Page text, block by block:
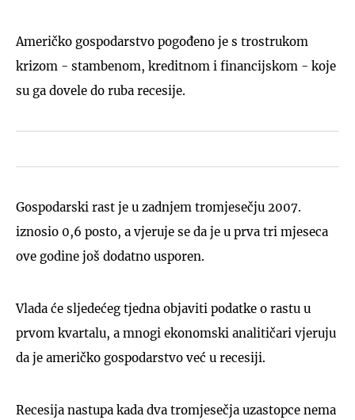
Američko gospodarstvo pogođeno je s trostrukom
krizom - stambenom, kreditnom i financijskom - koje
su ga dovele do ruba recesije.
Gospodarski rast je u zadnjem tromjesečju 2007.
iznosio 0,6 posto, a vjeruje se da je u prva tri mjeseca
ove godine još dodatno usporen.
Vlada će sljedećeg tjedna objaviti podatke o rastu u
prvom kvartalu, a mnogi ekonomski analitičari vjeruju
da je američko gospodarstvo već u recesiji.
Recesija nastupa kada dva tromjesečja uzastopce nema